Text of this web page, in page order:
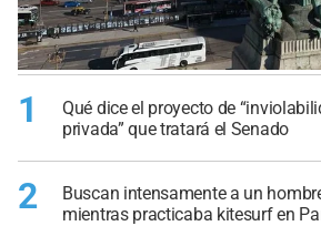
1
Qué dice el proyecto de
privada” que tratará el Senado
2
Buscan intensamente a un
mientras practicaba kitesurf en